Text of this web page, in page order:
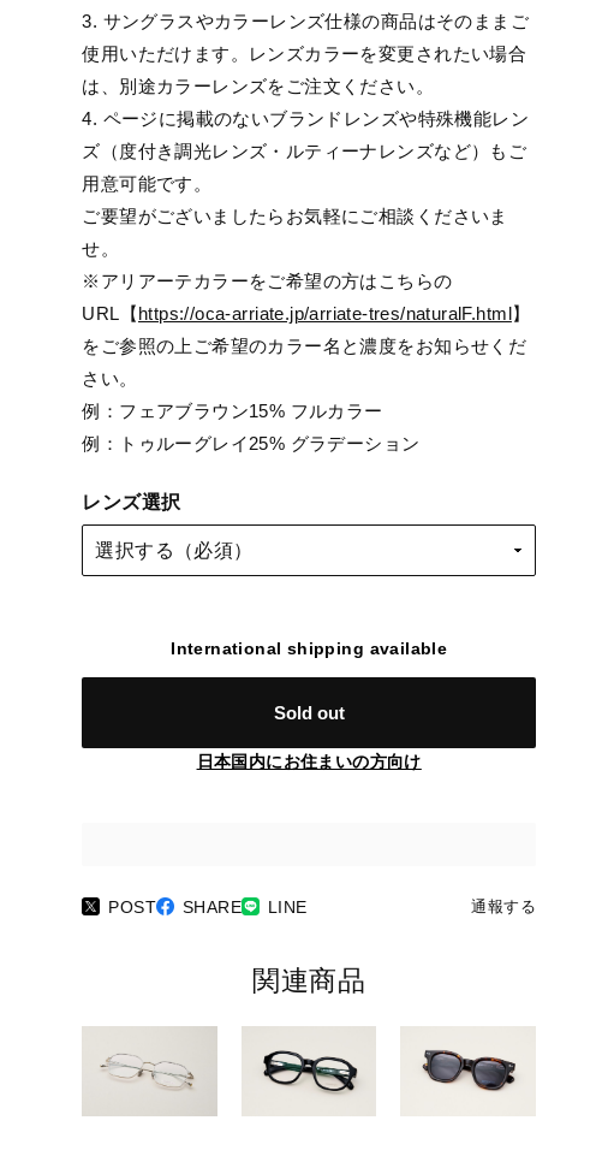
3. サングラスやカラーレンズ仕様の商品はそのままご
使用いただけます。レンズカラーを変更されたい場合
は、別途カラーレンズをご注文ください。
4. ページに掲載のないブランドレンズや特殊機能レン
ズ（度付き調光レンズ・ルティーナレンズなど）もご
用意可能です。
ご要望がございましたらお気軽にご相談くださいま
せ。
※アリアーテカラーをご希望の方はこちらの
URL【https://oca-arriate.jp/arriate-tres/naturalF.html】
をご参照の上ご希望のカラー名と濃度をお知らせくだ
さい。
例：フェアブラウン15% フルカラー
例：トゥルーグレイ25% グラデーション
レンズ選択
International shipping available
Sold out
日本国内にお住まいの方向け
POST SHARE LINE 通報する
関連商品